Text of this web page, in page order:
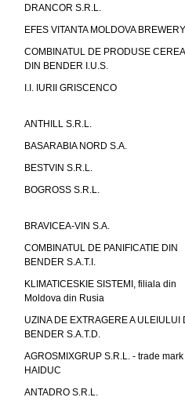
DRANCOR S.R.L.
EFES VITANTA MOLDOVA
COMBINATUL DE PRODUSE
DIN BENDER I.U.S.
I.I. IURII GRISCENCO
ANTHILL S.R.L.
BASARABIA NORD S.A.
BESTVIN S.R.L.
BOGROSS S.R.L.
BRAVICEA-VIN S.A.
COMBINATUL DE PANIFICATIE DIN
BENDER S.A.T.I.
KLIMATICESKIE SISTEMI, filiala din
Moldova din Rusia
UZINA DE EXTRAGERE A ULEIULUI
BENDER S.A.T.D.
AGROSMIXGRUP S.R.L. - trade mark
HAIDUC
ANTADRO S.R.L.